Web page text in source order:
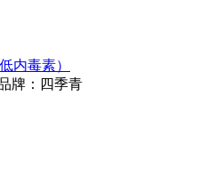
内毒素）
牌：四季青